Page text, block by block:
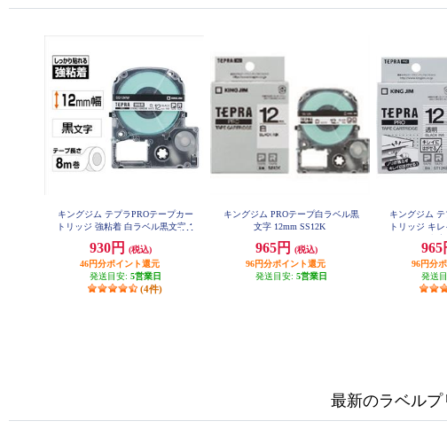
キングジム テプラPROテープカー
トリッジ 強粘着 白ラベル黒文字 1
930円
(税込)
46円分ポイント還元
発送目安: 5営業日
(4件)
キングジム PROテープ白ラベル黒
文字 12mm SS12K
965円
(税込)
96円分ポイント還元
発送目安: 5営業日
キングジム
トリッジ キ
965
96円分
発送
最新のラベル